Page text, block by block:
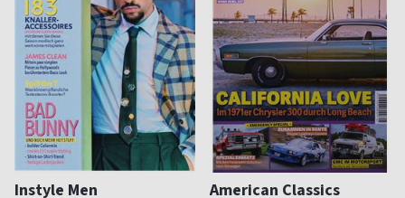
Instyle Men American Classics